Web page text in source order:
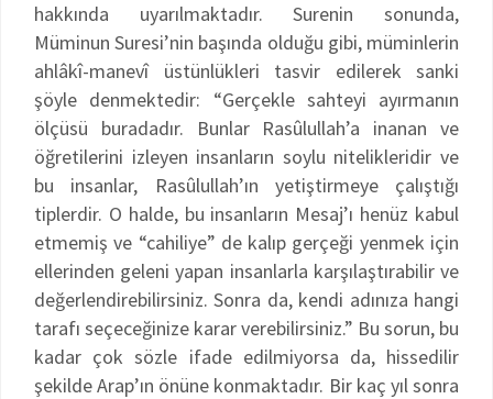
hakkında uyarılmaktadır. Surenin sonunda,
Müminun Suresi’nin başında olduğu gibi, müminlerin
ahlâkî-manevî üstünlükleri tasvir edilerek sanki
şöyle denmektedir: “Gerçekle sahteyi ayırmanın
ölçüsü buradadır. Bunlar Rasûlullah’a inanan ve
öğretilerini izleyen insanların soylu nitelikleridir ve
bu insanlar, Rasûlullah’ın yetiştirmeye çalıştığı
tiplerdir. O halde, bu insanların Mesaj’ı henüz kabul
etmemiş ve “cahiliye” de kalıp gerçeği yenmek için
ellerinden geleni yapan insanlarla karşılaştırabilir ve
değerlendirebilirsiniz. Sonra da, kendi adınıza hangi
tarafı seçeceğinize karar verebilirsiniz.” Bu sorun, bu
kadar çok sözle ifade edilmiyorsa da, hissedilir
şekilde Arap’ın önüne konmaktadır. Bir kaç yıl sonra